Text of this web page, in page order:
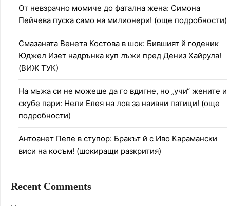
От невзрачно момиче до фатална жена: Симона
Пейчева пуска само на милионери! (още подробности)
Смазаната Венета Костова в шок: Бившият й годеник
Юджел Изет надрънка куп лъжи пред Дениз Хайрула!
(ВИЖ ТУК)
На мъжа си не можеше да го вдигне, но „учи“ жените и
скубе пари: Нели Елея на лов за наивни патици! (още
подробности)
Антоанет Пепе в ступор: Бракът й с Иво Карамански
виси на косъм! (шокиращи разкрития)
Recent Comments